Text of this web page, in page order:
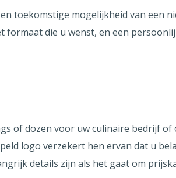
toekomstige mogelijkheid van een
die u wenst, en een
of dozen voor uw culinaire bedrijf
logo verzekert hen ervan dat u
details zijn als het gaat om